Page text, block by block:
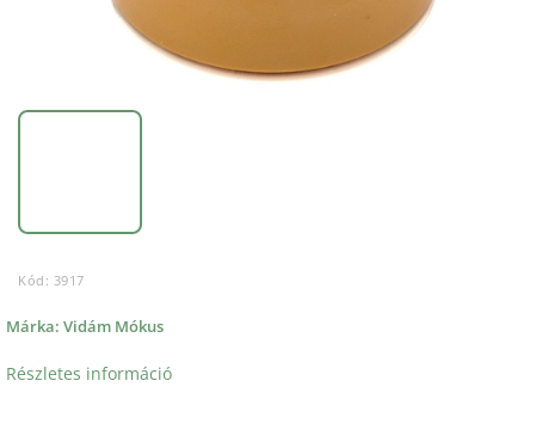
Kód: 3917
Márka: Vidám Mókus
Részletes információ